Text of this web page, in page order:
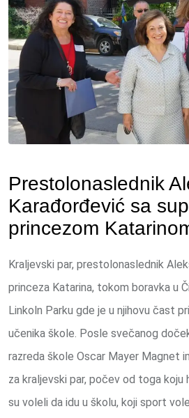
Prestolonaslednik
Karađorđević sa
princezom
Kraljevski par, prestolonaslednik
princeza Katarina, tokom boravka u
Linkoln Parku gde je u njihovu čast
učenika škole. Posle svečanog
razreda škole Oscar Mayer Magnet
za kraljevski par, počev od toga koju
su voleli da idu u školu, koji sport